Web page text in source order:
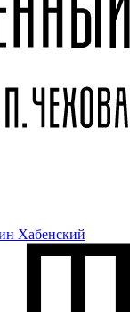
Хабенский